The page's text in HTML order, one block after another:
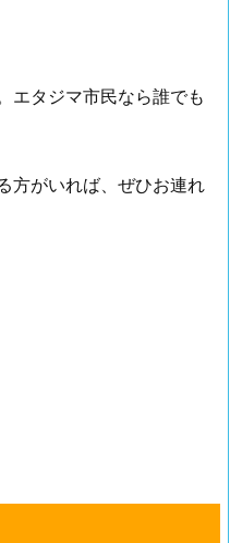
エタジマ市民なら誰でも
方がいれば、ぜひお連れ